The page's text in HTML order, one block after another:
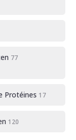
77
Protéines 17
120